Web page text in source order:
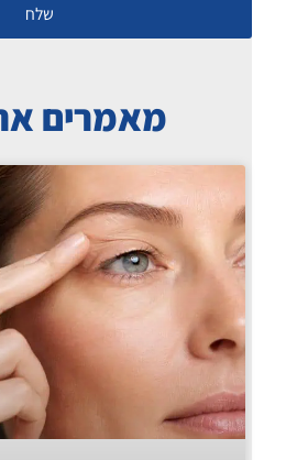
שלח
מאמרים